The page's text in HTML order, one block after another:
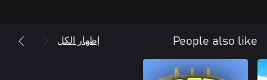
People also like إظهار الكل